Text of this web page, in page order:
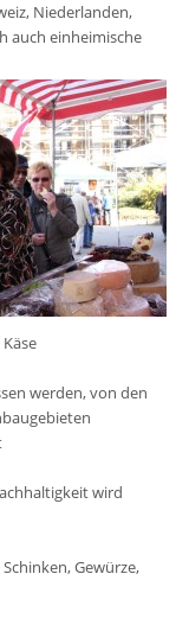
Niederlanden,
auch einheimische
werden, von den
wird
Gewürze,